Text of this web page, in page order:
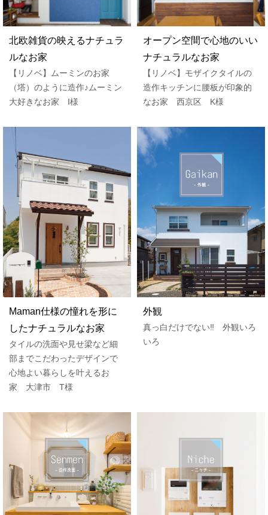
北欧雑貨の映えるナチュラ
ルなお家
【リノベ】ムーミンのお家
（塔）のように造作♪ムーミン
大好きなお家 I様
オープン空間で心地のいい
ナチュラルなお家
【リノベ】モザイクタイルの
造作キッチンに腰板が印象的
なお家 西京区 K様
Maman仕様の憧れを形に
したナチュラルなお家
タイルの洗面や見せ梁など細
部までこだわったデザインで
心地よい暮らしを叶えるお
家 大津市 T様
外観
真っ白だけでない‼ 外観いろ
いろ